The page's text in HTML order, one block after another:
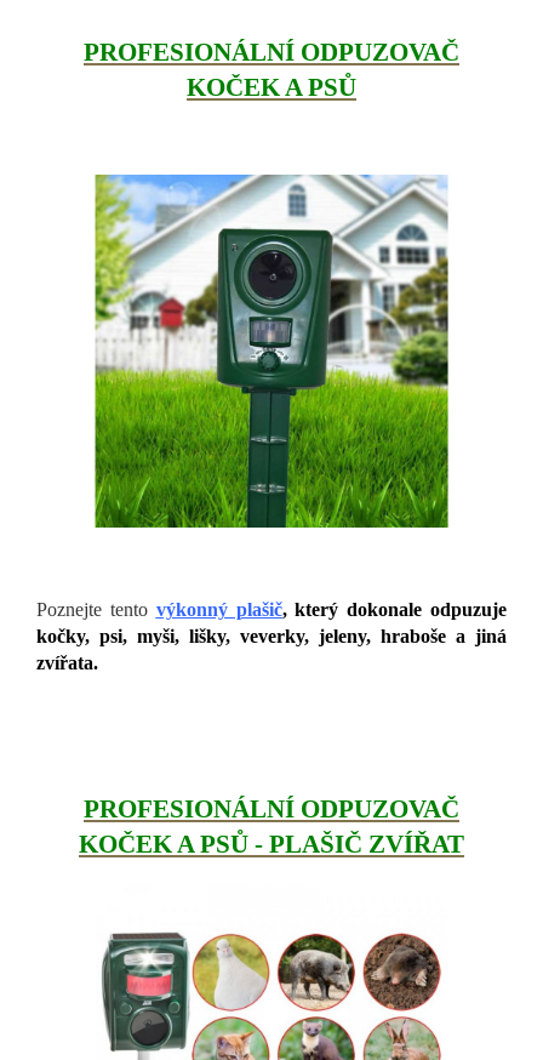
PROFESIONÁLNÍ ODPUZOVAČ
KOČEK A PSŮ
Poznejte tento výkonný plašič, který dokonale odpuzuje
kočky, psi, myši, lišky, veverky, jeleny, hraboše a jiná
zvířata.
PROFESIONÁLNÍ ODPUZOVAČ
KOČEK A PSŮ - PLAŠIČ ZVÍŘAT